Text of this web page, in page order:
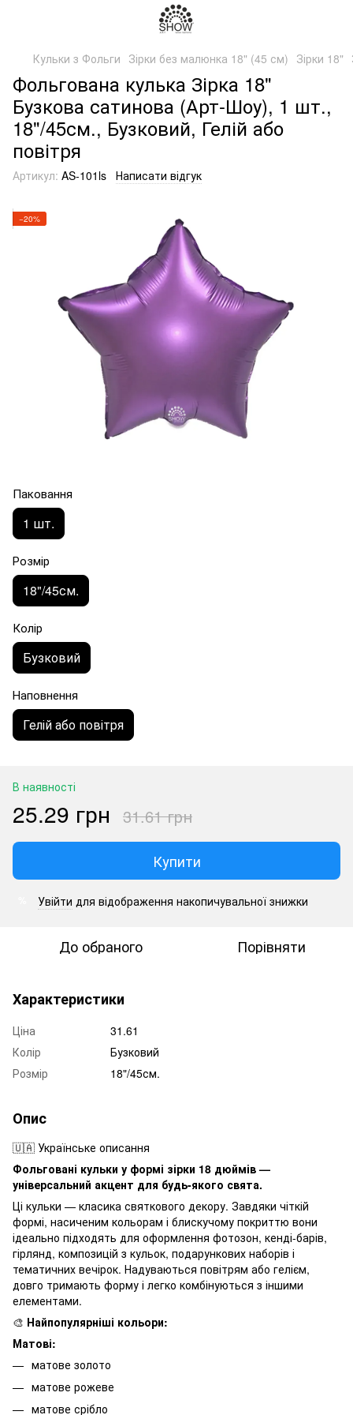
Кульки з Фольги Зірки без малюнка 18" (45 см) Зірки 18"
Фольгована кулька Зірка 18"
Бузкова сатинова (Арт-Шоу), 1 шт.,
18"/45см., Бузковий, Гелій або
повітря
Артикул: AS-101ls Написати відгук
−20%
Паковання
1 шт.
Розмір
18"/45см.
Колір
Бузковий
Наповнення
Гелій або повітря
В наявності
25.29 грн 31.61 грн
Купити
Увійти для відображення накопичувальної знижки
До обраного Порівняти
Характеристики
Ціна
31.61
Колір
Бузковий
Розмір
18"/45см.
Опис
🇺🇦 Українське описання
Фольговані кульки у формі зірки 18 дюймів —
універсальний акцент для будь-якого свята.
Ці кульки — класика святкового декору. Завдяки чіткій
формі, насиченим кольорам і блискучому покриттю вони
ідеально підходять для оформлення фотозон, кенді-барів,
гірлянд, композицій з кульок, подарункових наборів і
тематичних вечірок. Надуваються повітрям або гелієм,
довго тримають форму і легко комбінуються з іншими
елементами.
🎨 Найпопулярніші кольори:
Матові:
матове золото
матове рожеве
матове срібло